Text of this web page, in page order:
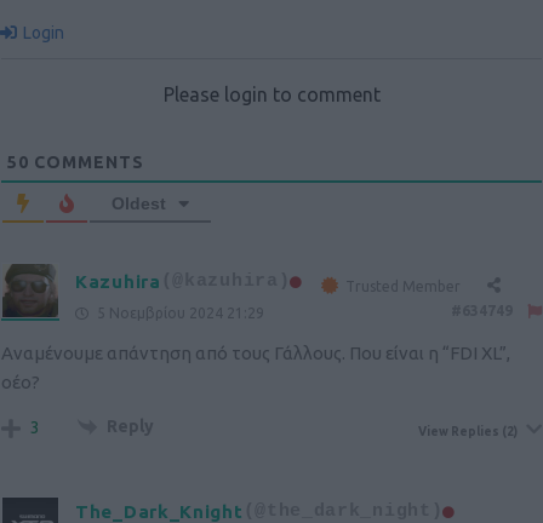
Login
Please login to comment
50 COMMENTS
Oldest
Kazuhira (@kazuhira)
Trusted Member
5 Νοεμβρίου 2024 21:29
Αναμένουμε απάντηση από τους Γάλλους. Που είναι η “FDI XL”,
οέο?
3 Reply View Replies (2)
The_Dark_Knight (@the_dark_night)